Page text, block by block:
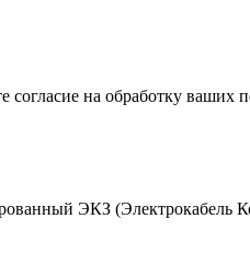
согласие на обработку ваших
ЭКЗ (Электрокабель